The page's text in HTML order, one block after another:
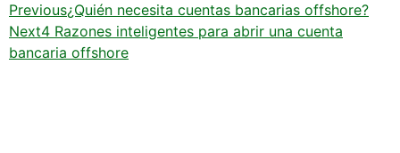
Previous¿Quién necesita cuentas bancarias offshore?
Next4 Razones inteligentes para abrir una cuenta
bancaria offshore